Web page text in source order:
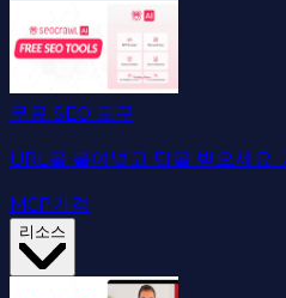
무료 SEO 도구
URL을 붙여넣고 답을 받으세요.
MCP가격
리소스